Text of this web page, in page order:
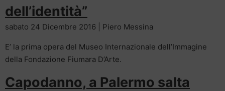
dell’identità”
sabato 24 Dicembre 2016 | Piero Messina
E’ la prima opera del Museo Internazionale dell’Immagine
della Fondazione Fiumara D’Arte.
Capodanno, a Palermo salta